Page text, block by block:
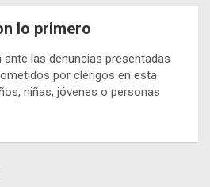
lo primero
las denuncias presentadas
por clérigos en esta
niñas, jóvenes o personas